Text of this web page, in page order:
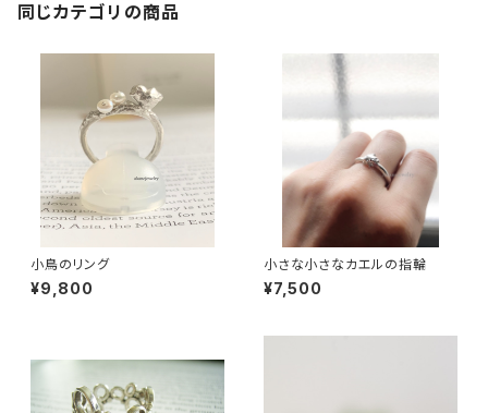
同じカテゴリの商品
小鳥のリング
¥9,800
小さな小さなカエルの指輪
¥7,500